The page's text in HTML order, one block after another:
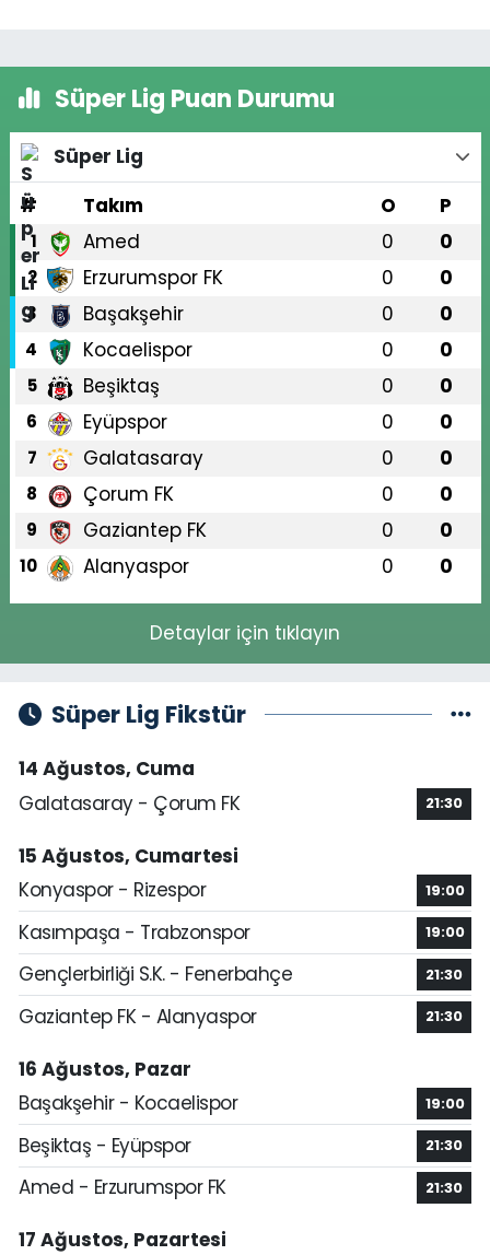
Süper Lig Puan Durumu
Süper Lig
#
Takım O P
1 Amed 0 0
2 Erzurumspor FK 0 0
3 Başakşehir 0 0
4 Kocaelispor 0 0
5 Beşiktaş 0 0
6 Eyüpspor 0 0
7 Galatasaray 0 0
8 Çorum FK 0 0
9 Gaziantep FK 0 0
10 Alanyaspor 0 0
Detaylar için tıklayın
Süper Lig Fikstür
14 Ağustos, Cuma
Galatasaray - Çorum FK
21:30
15 Ağustos, Cumartesi
Konyaspor - Rizespor
19:00
Kasımpaşa - Trabzonspor 19:00
Gençlerbirliği S.K. - Fenerbahçe 21:30
Gaziantep FK - Alanyaspor 21:30
16 Ağustos, Pazar
Başakşehir - Kocaelispor
19:00
Beşiktaş - Eyüpspor 21:30
Amed - Erzurumspor FK 21:30
17 Ağustos, Pazartesi